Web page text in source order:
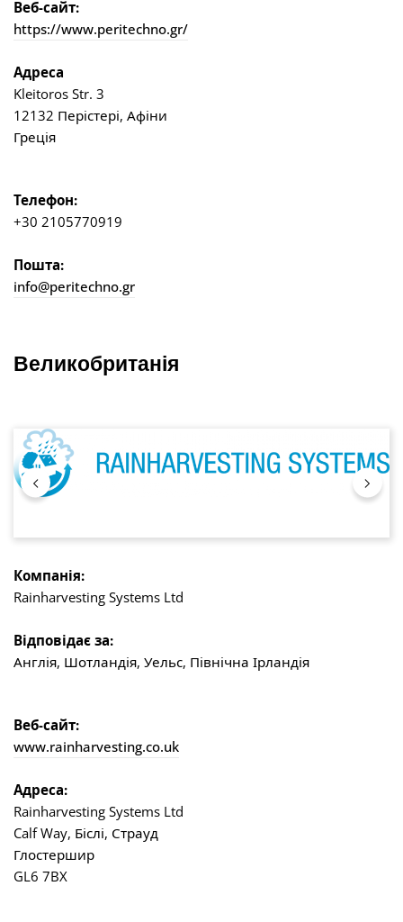
Веб-сайт:
https://www.peritechno.gr/
Адреса
Kleitoros Str. 3
12132 Перістері, Афіни
Греція
Телефон:
+30 2105770919
Пошта:
info@peritechno.gr
Великобританія
Пропустити галерею зображень
Компанія:
Rainharvesting Systems Ltd
Відповідає за:
Англія, Шотландія, Уельс, Північна Ірландія
Веб-сайт:
www.rainharvesting.co.uk
Адреса:
Rainharvesting Systems Ltd
Calf Way, Біслі, Страуд
Глостершир
GL6 7BX